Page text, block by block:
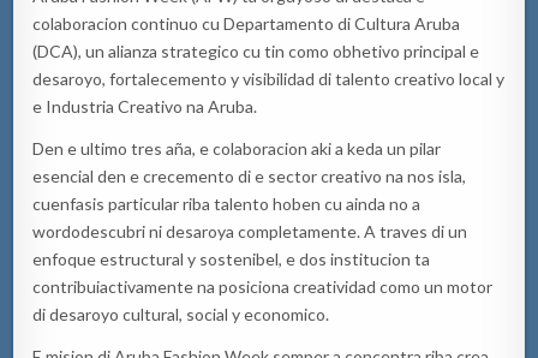
colaboracion continuocu Departamento di Cultura Aruba
(DCA),un alianza strategico cu tin comoobhetivo principal e
desaroyo,fortalecemento y visibilidad di talento creativo local y
e Industria Creativona Aruba.
Den e ultimotres aña, ecolaboracion akiakeda un pilar
esencial den ecrecemento di e sector creativona nos isla,
cuenfasis particular riba talentohoben cu ainda no a
wordodescubrinidesaroya completamente. Atraves di un
enfoque estructural y sostenibel, e dosinstitucion ta
contribuiactivamentena posiciona creatividad como un motor
didesaroyo cultural, social yeconomico.